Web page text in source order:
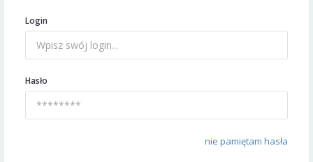
Login
Hasło
nie pamiętam hasła